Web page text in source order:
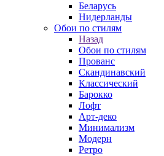
Беларусь
Нидерланды
Обои по стилям
Назад
Обои по стилям
Прованс
Скандинавский
Классический
Барокко
Лофт
Арт-деко
Минимализм
Модерн
Ретро